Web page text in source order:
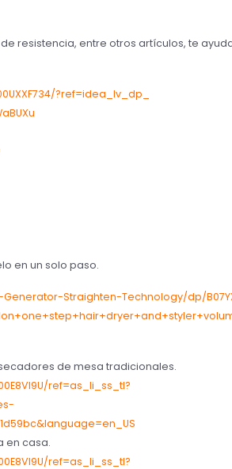
resistencia, entre otros artículos, te
?ref=idea_lv_dp_
en un solo paso.
Straighten-Technology/dp/
de mesa tradicionales.
ref=as_li_ss_tl?
en casa.
ref=as_li_ss_tl?